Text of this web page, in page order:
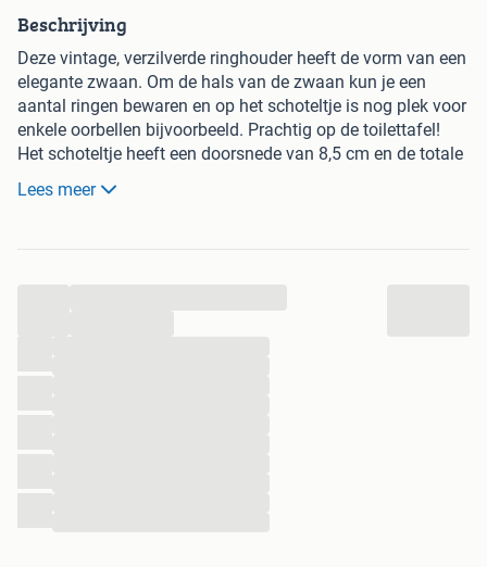
Beschrijving
Deze vintage, verzilverde ringhouder heeft de vorm van een
elegante zwaan. Om de hals van de zwaan kun je een
aantal ringen bewaren en op het schoteltje is nog plek voor
enkele oorbellen bijvoorbeeld. Prachtig op de toilettafel!
Het schoteltje heeft een doorsnede van 8,5 cm en de totale
hoogte is 11,5 cm. Op de onderkant van het schoteltje
staat nog 'made in England', 'silver plated'; en E.P. Zinc.
Lees meer